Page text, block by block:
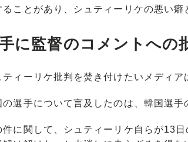
ることがあり、シュティーリケの悪い癖
に監督のコメントへの
ィーリケ批判を焚き付けたいメディア
の選手について言及したのは、韓国選
に関して、シュティーリケ自らが13